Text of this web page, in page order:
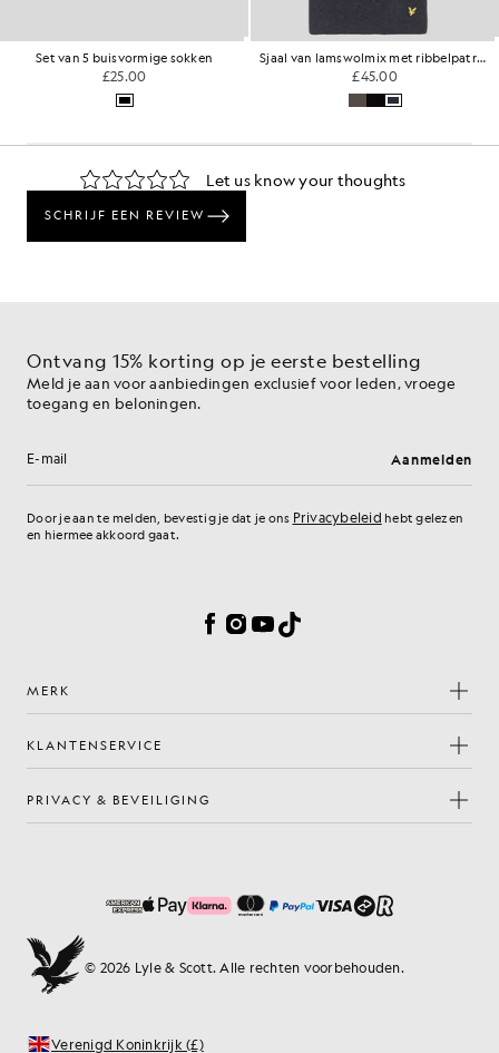
Set van 5 buisvormige sokken
£25.00
Sjaal van lamswolmix met ribbelpatroon
£45.00
Ontvang 15% korting op je eerste bestelling
Meld je aan voor aanbiedingen exclusief voor leden, vroege
toegang en beloningen.
E-mailadres Aanmelden
Door je aan te melden, bevestig je dat je ons Privacybeleid hebt gelezen
en hiermee akkoord gaat.
Facebook
Instagram
YouTube
TikTok
MERK
KLANTENSERVICE
PRIVACY & BEVEILIGING
© 2026 Lyle & Scott. Alle rechten voorbehouden.
Verenigd Koninkrijk (£)